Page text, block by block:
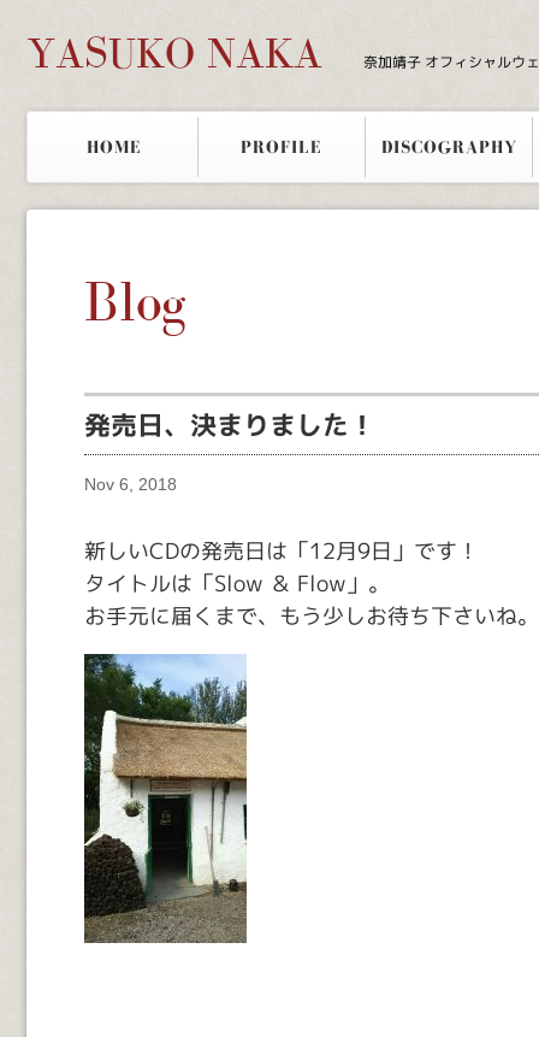
YASUKO NAKA 奈加靖子 オフィシャルウ
HOME PROFILE DISCOGRAPHY
Blog
発売日、決まりました！
Nov 6, 2018
新しいCDの発売日は「12月9日」です！
タイトルは「Slow ＆ Flow」。
お手元に届くまで、もう少しお待ち下さいね。